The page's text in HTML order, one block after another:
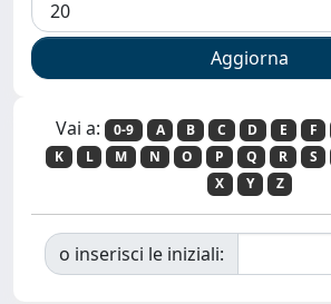
Vai a: 0-9 A B C D E F
K
L M N O P Q R S
X
Y Z
o inserisci le iniziali: